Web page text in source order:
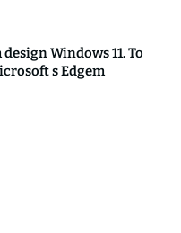
Windows 11. To
s Edgem